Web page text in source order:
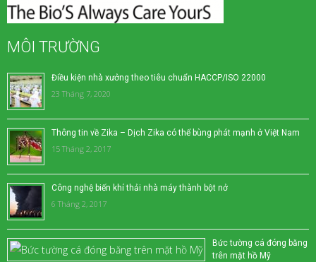
MÔI TRƯỜNG
Điều kiện nhà xưởng theo tiêu chuẩn HACCP/ISO 22000
23 Tháng 7, 2020
Thông tin về Zika – Dịch Zika có thể bùng phát mạnh ở Việt Nam
15 Tháng 2, 2017
Công nghệ biến khí thải nhà máy thành bột nở
6 Tháng 2, 2017
Bức tường cá đóng băng
trên mặt hồ Mỹ